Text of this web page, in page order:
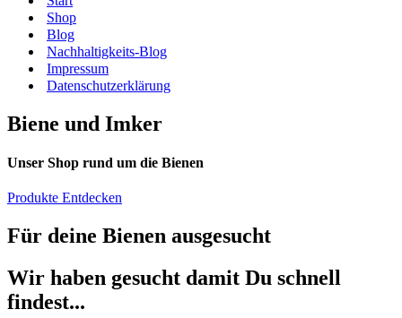
Shop
Blog
Nachhaltigkeits-Blog
Impressum
Datenschutzerklärung
Biene und Imker
Unser Shop rund um die Bienen
Produkte Entdecken
Für deine Bienen ausgesucht
Wir haben gesucht damit Du schnell
findest...